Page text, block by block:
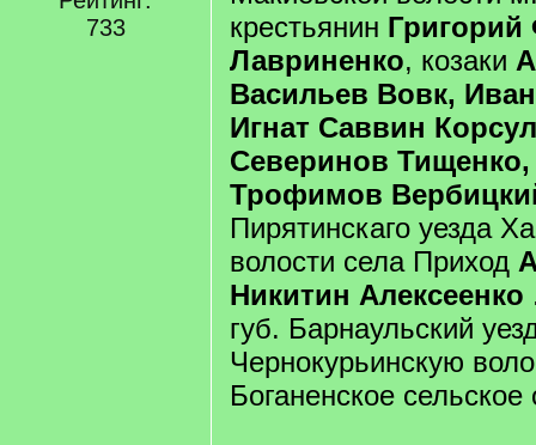
733
крестьянин
Лавриненко, козаки
Васильев Вовк,
Игнат Саввин
Северинов
Трофимов
Пирятинскаго уезда
волости села Приход
Никитин Алексеенко
губ. Барнаульский
Чернокурьинскую
Боганенское